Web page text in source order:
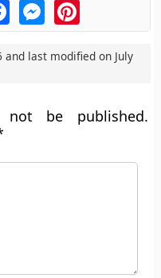
FacebookMessengerPinterest
and last modified on July
be published.